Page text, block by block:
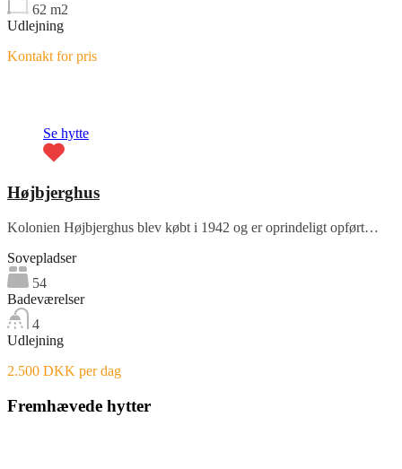
62 m2
Udlejning
Kontakt for pris
Se hytte
Højbjerghus
Kolonien Højbjerghus blev købt i 1942 og er oprindeligt opført…
Sovepladser
54
Badeværelser
4
Udlejning
2.500 DKK per dag
Fremhævede hytter